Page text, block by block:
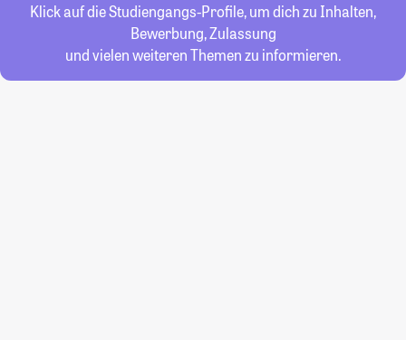
Klick auf die Studiengangs-Profile, um dich zu Inhalten,
Bewerbung, Zulassung
und vielen weiteren Themen zu informieren.